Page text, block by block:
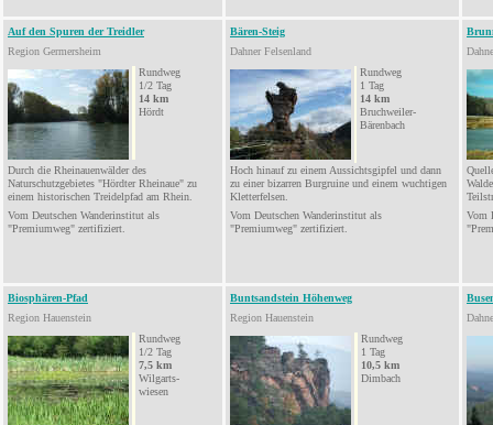
Auf den Spuren der Treidler
Region Germersheim
Rundweg
1/2 Tag
14 km
Hördt
Durch die Rheinauenwälder des
Naturschutzgebietes "Hördter Rheinaue" zu
einem historischen Treidelpfad am Rhein.
Vom Deutschen Wanderinstitut als
"Premiumweg" zertifiziert.
Bären-Steig
Dahner Felsenland
Rundweg
1 Tag
14 km
Bruchweiler-
Bärenbach
Hoch hinauf zu einem Aussichtsgipfel und dann
zu einer bizarren Burgruine und einem wuchtigen
Kletterfelsen.
Vom Deutschen Wanderinstitut als
"Premiumweg" zertifiziert.
Vom
"
Biosphären-Pfad
Region Hauenstein
Rundweg
1/2 Tag
7,5 km
Wilgarts-
wiesen
Buntsandstein Höhenweg
Region Hauenstein
Rundweg
1 Tag
10,5 km
Dimbach